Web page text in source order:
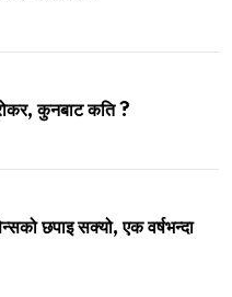
कुनबाट कति ?
छपाइ सक्यो, एक वर्षभन्दा